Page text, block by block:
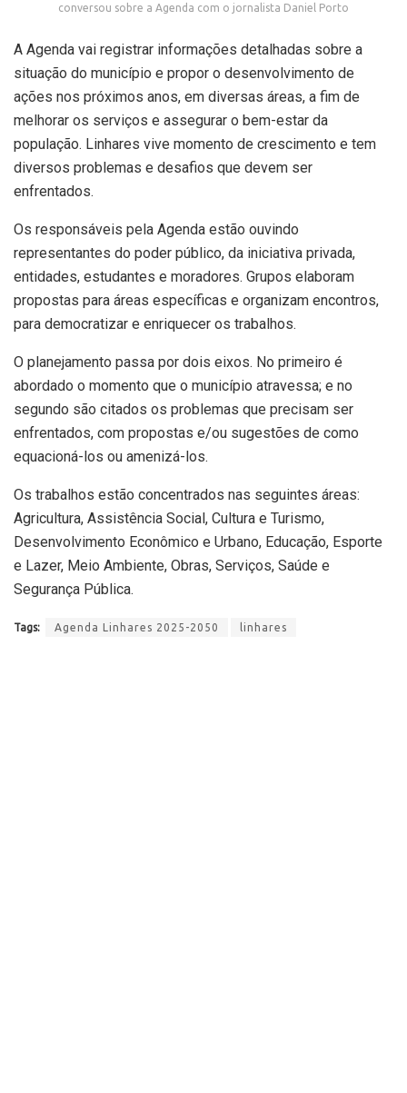
conversou sobre a Agenda com o jornalista Daniel Porto
A Agenda vai registrar informações detalhadas sobre a
situação do município e propor o desenvolvimento de
ações nos próximos anos, em diversas áreas, a fim de
melhorar os serviços e assegurar o bem-estar da
população. Linhares vive momento de crescimento e tem
diversos problemas e desafios que devem ser
enfrentados.
Os responsáveis pela Agenda estão ouvindo
representantes do poder público, da iniciativa privada,
entidades, estudantes e moradores. Grupos elaboram
propostas para áreas específicas e organizam encontros,
para democratizar e enriquecer os trabalhos.
O planejamento passa por dois eixos. No primeiro é
abordado o momento que o município atravessa; e no
segundo são citados os problemas que precisam ser
enfrentados, com propostas e/ou sugestões de como
equacioná-los ou amenizá-los.
Os trabalhos estão concentrados nas seguintes áreas:
Agricultura, Assistência Social, Cultura e Turismo,
Desenvolvimento Econômico e Urbano, Educação, Esporte
e Lazer, Meio Ambiente, Obras, Serviços, Saúde e
Segurança Pública.
Tags: Agenda Linhares 2025-2050 linhares